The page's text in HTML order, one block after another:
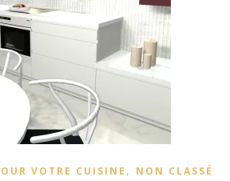
VOTRE CUISINE , NON CLASSÉ